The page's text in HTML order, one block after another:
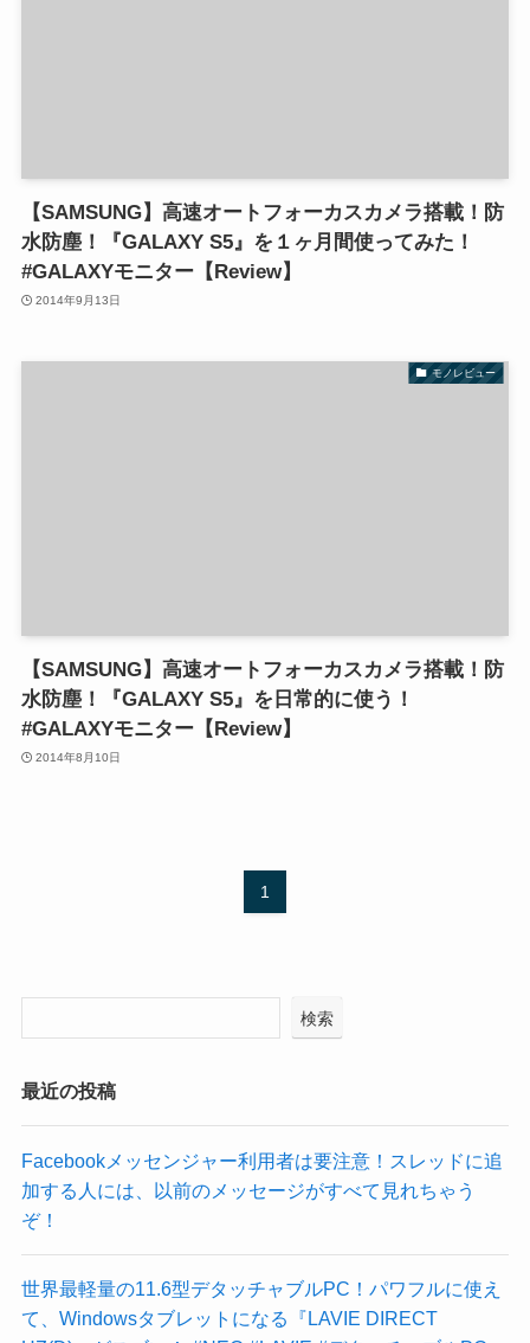
【SAMSUNG】高速オートフォーカスカメラ搭載！防
水防塵！『GALAXY S5』を１ヶ月間使ってみた！
#GALAXYモニター【Review】
2014年9月13日
モノレビュー
【SAMSUNG】高速オートフォーカスカメラ搭載！防
水防塵！『GALAXY S5』を日常的に使う！
#GALAXYモニター【Review】
2014年8月10日
1
検索
最近の投稿
Facebookメッセンジャー利用者は要注意！スレッドに追
加する人には、以前のメッセージがすべて見れちゃう
ぞ！
世界最軽量の11.6型デタッチャブルPC！パワフルに使え
て、Windowsタブレットになる『LAVIE DIRECT